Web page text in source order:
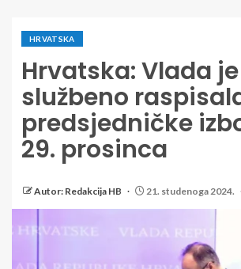
HRVATSKA
Hrvatska: Vlada je
službeno
predsjedničke
29. prosinca
Autor: Redakcija HB 21. studenoga 2024.